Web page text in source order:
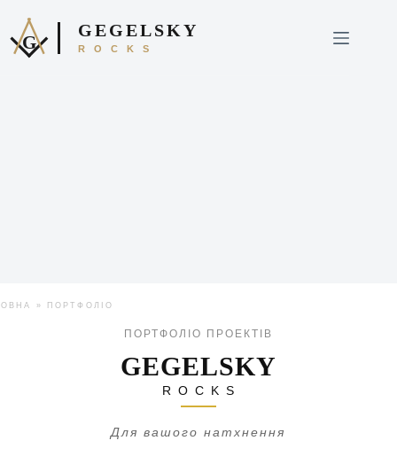
G
GEGELSKY
ROCKS
» ПОРТФОЛІО
ПОРТФОЛІО ПРОЕКТІВ
GEGELSKY
ROCKS
Для вашого натхнення